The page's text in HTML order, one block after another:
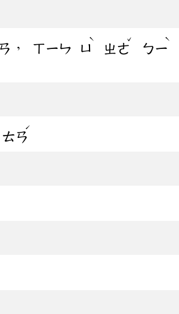
， ㄒㄧㄣ ㄩ
ˋ
ㄓㄜ
ˇ
ㄅㄧ
ˋ
ㄊㄢ
ˊ